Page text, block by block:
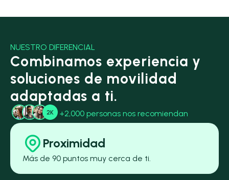
NUESTRO DIFERENCIAL
Combinamos experiencia y
soluciones de movilidad
adaptadas a ti.
+2,000 personas nos recomiendan
Proximidad
Más de 90 puntos muy cerca de ti.